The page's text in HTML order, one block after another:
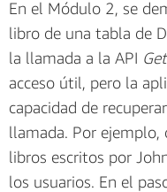
En el Módulo 2, se
libro de una tabla de
la llamada a la API
acceso útil, pero la
capacidad de
llamada. Por ejemplo,
libros escritos por
los usuarios. En el